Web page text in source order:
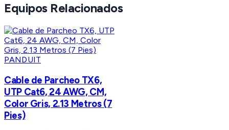
Equipos Relacionados
PANDUIT
Cable de Parcheo TX6,
UTP Cat6, 24 AWG, CM,
Color Gris, 2.13 Metros (7
Pies)